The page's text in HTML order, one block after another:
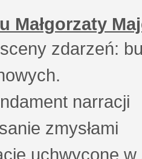
Małgorzaty
zdarzeń:
narracji
zmysłami
uchwycone